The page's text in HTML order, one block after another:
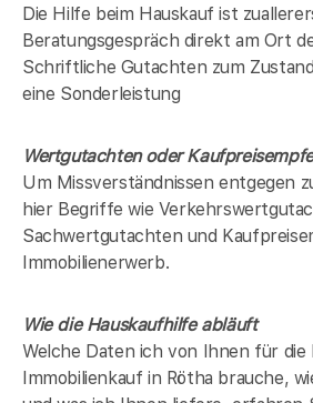
Die Hilfe beim Hauskauf ist
Beratungsgespräch direkt am Ort
Schriftliche Gutachten zum
eine Sonderleistung
Wertgutachten oder
Um Missverständnissen entgegen
hier Begriffe wie
Sachwertgutachten und
Immobilienerwerb.
Wie die Hauskaufhilfe abläuft
Welche Daten ich von Ihnen für die
Immobilienkauf in Rötha brauche,